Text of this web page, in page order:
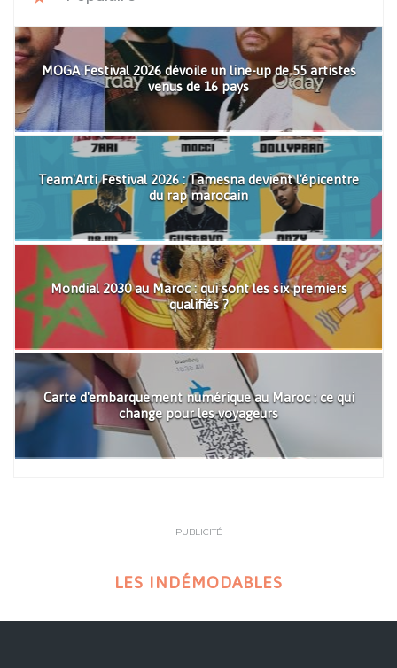
MOGA Festival 2026 dévoile un line-up de 55 artistes
venus de 16 pays
Team'Arti Festival 2026 : Tamesna devient l'épicentre
du rap marocain
Mondial 2030 au Maroc : qui sont les six premiers
qualifiés ?
Carte d'embarquement numérique au Maroc : ce qui
change pour les voyageurs
PUBLICITÉ
LES INDÉMODABLES